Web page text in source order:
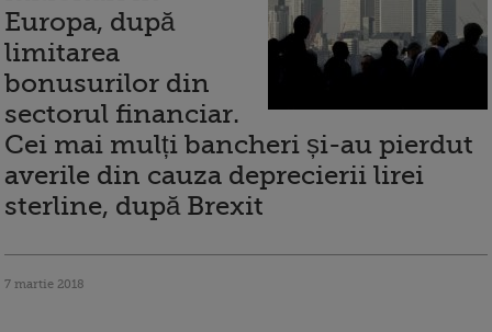
Europa, după
limitarea
bonusurilor din
sectorul financiar.
Cei mai mulți bancheri și-au pierdut
averile din cauza deprecierii lirei
sterline, după Brexit
7 martie 2018